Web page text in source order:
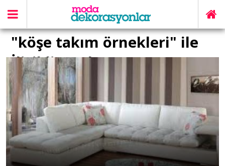
"köşe takım örnekleri" ile
İlişikli yazılar